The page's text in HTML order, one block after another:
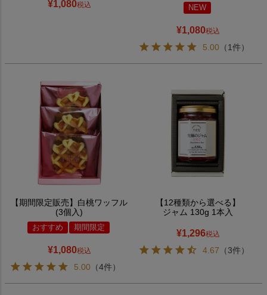
¥1,080税込 NEW
¥1,080税込
5.00 （1件）
【期間限定販売】白桃ワッフル
(3個入)
おすすめ 期間限定
¥1,080税込
5.00 （4件）
【12種類から選べる】
ジャム 130g 1本入
¥1,296税込
4.67 （3件）